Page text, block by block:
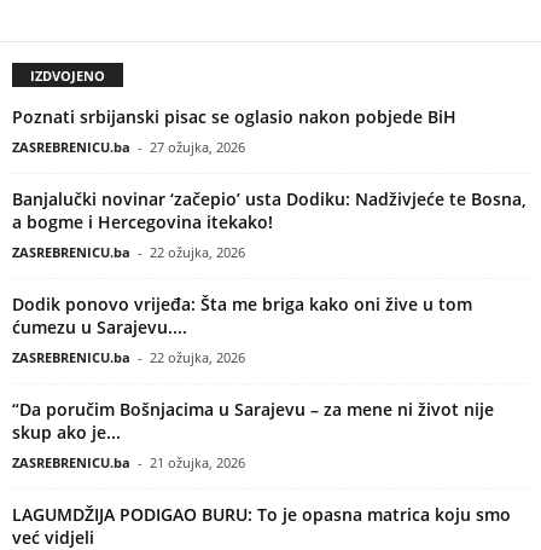
IZDVOJENO
Poznati srbijanski pisac se oglasio nakon pobjede BiH
ZASREBRENICU.ba - 27 ožujka, 2026
Banjalučki novinar ‘začepio’ usta Dodiku: Nadživjeće te Bosna,
a bogme i Hercegovina itekako!
ZASREBRENICU.ba - 22 ožujka, 2026
Dodik ponovo vrijeđa: Šta me briga kako oni žive u tom
ćumezu u Sarajevu....
ZASREBRENICU.ba - 22 ožujka, 2026
“Da poručim Bošnjacima u Sarajevu – za mene ni život nije
skup ako je...
ZASREBRENICU.ba - 21 ožujka, 2026
LAGUMDŽIJA PODIGAO BURU: To je opasna matrica koju smo
već vidjeli